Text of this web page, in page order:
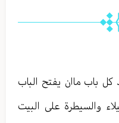
كل باب ماان يفتح الباب
والسيطرة على البيت